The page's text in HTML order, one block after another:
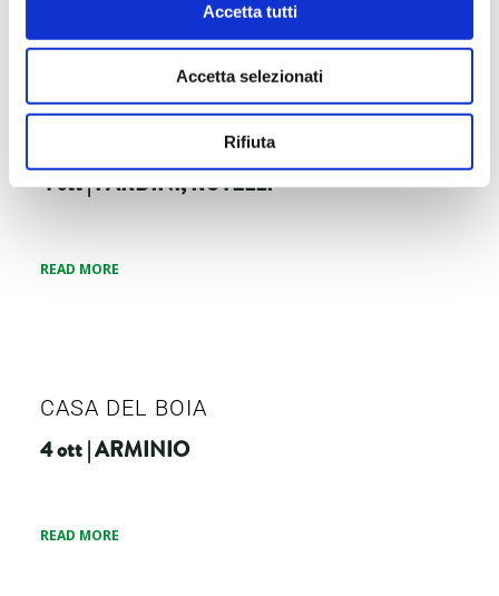
Accetta tutti
Accetta selezionati
Rifiuta
4 ott | PARDINI, RUTELLI
READ MORE
CASA DEL BOIA
4 ott | ARMINIO
READ MORE